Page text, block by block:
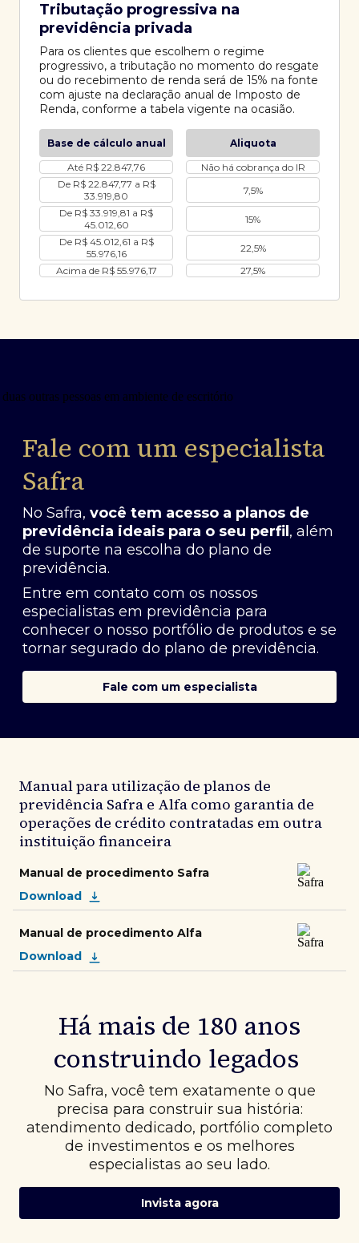
Tributação progressiva na
previdência privada
Para os clientes que escolhem o regime
progressivo, a tributação no momento do resgate
ou do recebimento de renda será de 15% na fonte
com ajuste na declaração anual de Imposto de
Renda, conforme a tabela vigente na ocasião.
Base de cálculo anual
Aliquota
Até R$ 22.847,76
Não há cobrança do IR
De R$ 22.847,77 a R$
33.919,80
7,5%
De R$ 33.919,81 a R$
45.012,60
15%
De R$ 45.012,61 a R$
55.976,16
22,5%
Acima de R$ 55.976,17
27,5%
Fale com um especialista
Safra
No Safra, você tem acesso a planos de
previdência ideais para o seu perfil , além
de suporte na escolha do plano de
previdência.
Entre em contato com os nossos
especialistas em previdência para
conhecer o nosso portfólio de produtos e se
tornar segurado do plano de previdência.
Fale com um especialista
Manual para utilização de planos de
previdência Safra e Alfa como garantia de
operações de crédito contratadas em outra
instituição financeira
Manual de procedimento Safra
Download
Manual de procedimento Alfa
Download
Há mais de 180 anos
construindo legados
No Safra, você tem exatamente o que
precisa para construir sua história:
atendimento dedicado, portfólio completo
de investimentos e os melhores
especialistas ao seu lado.
Invista agora